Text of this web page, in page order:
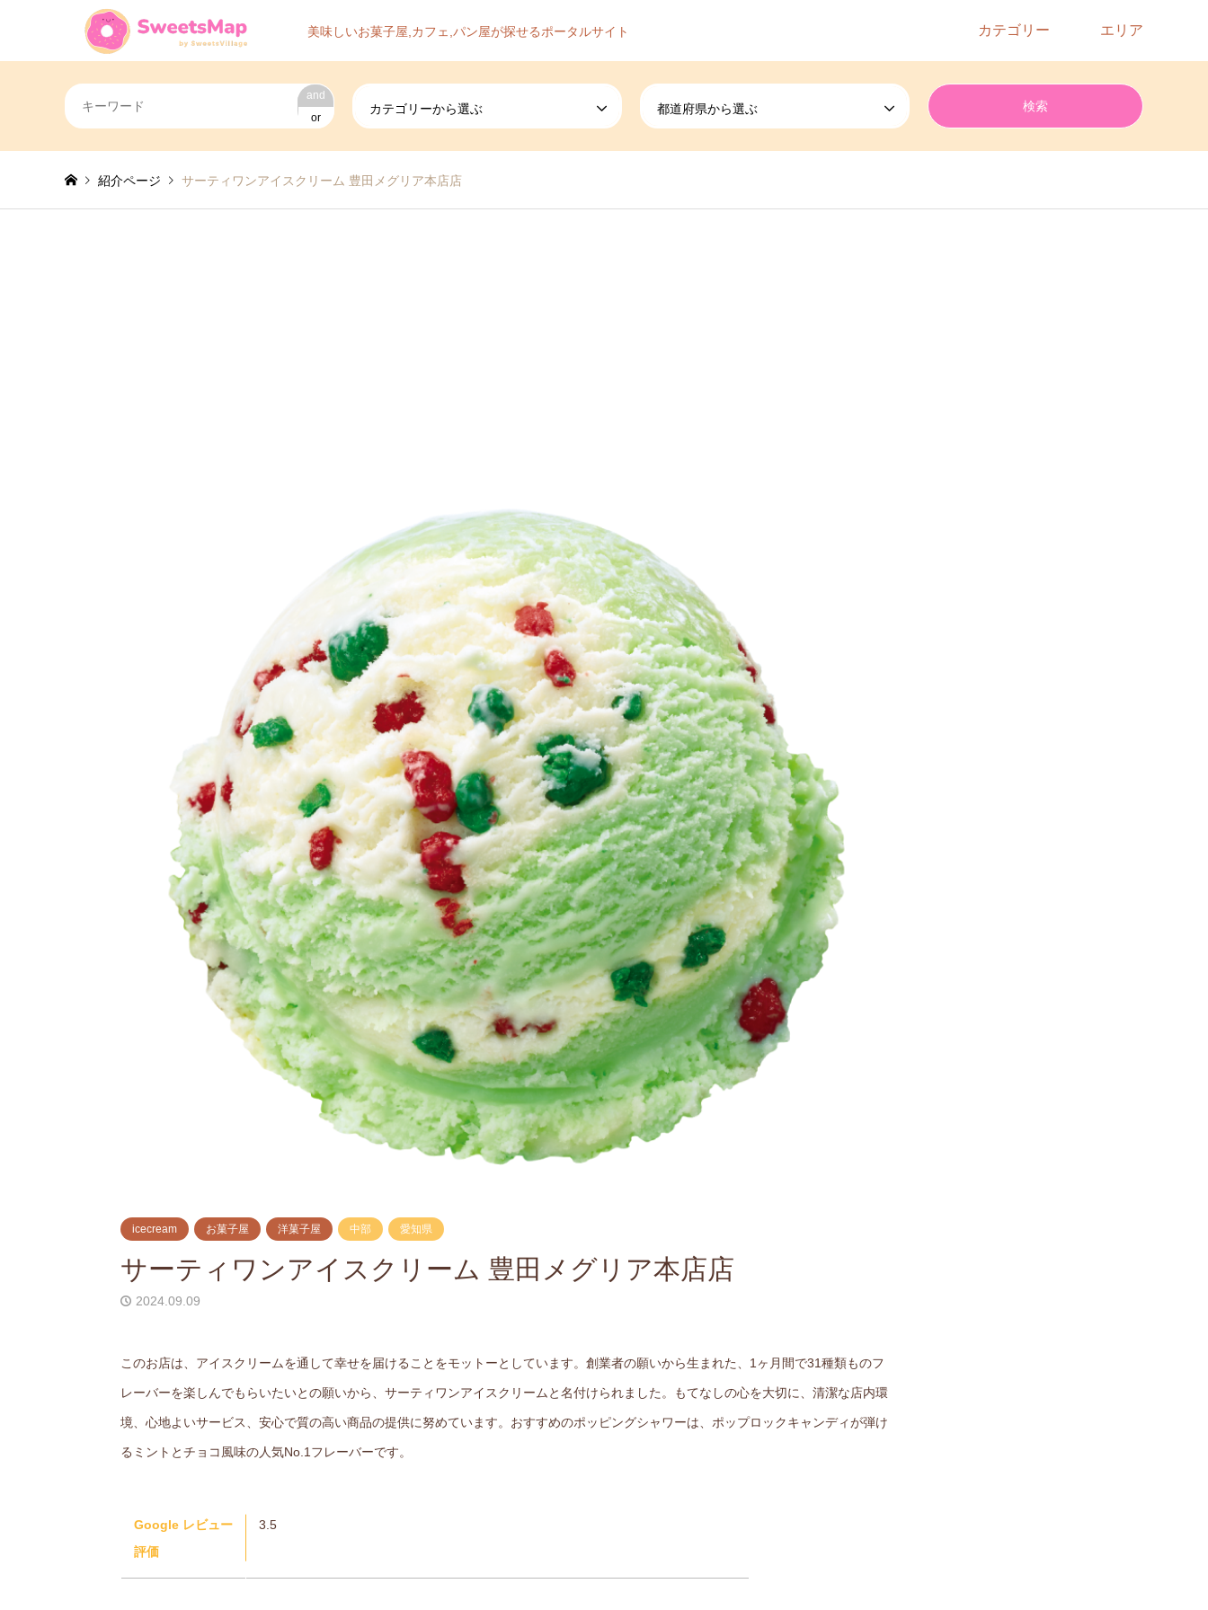
美味しいお菓子屋,カフェ,パン屋が探せるポータルサイト カテゴリー エリア
and
or
カテゴリーから選ぶ 都道府県から選ぶ
紹介ページ サーティワンアイスクリーム 豊田メグリア本店店
icecream お菓子屋 洋菓子屋 中部 愛知県
サーティワンアイスクリーム 豊田メグリア本店店
2024.09.09
このお店は、アイスクリームを通して幸せを届けることをモットーとしています。創業者の願いから生まれた、1ヶ月間で31種類ものフ
レーバーを楽しんでもらいたいとの願いから、サーティワンアイスクリームと名付けられました。もてなしの心を大切に、清潔な店内環
境、心地よいサービス、安心で質の高い商品の提供に努めています。おすすめのポッピングシャワーは、ポップロックキャンディが弾け
るミントとチョコ風味の人気No.1フレーバーです。
Google レビュー
評価
3.5